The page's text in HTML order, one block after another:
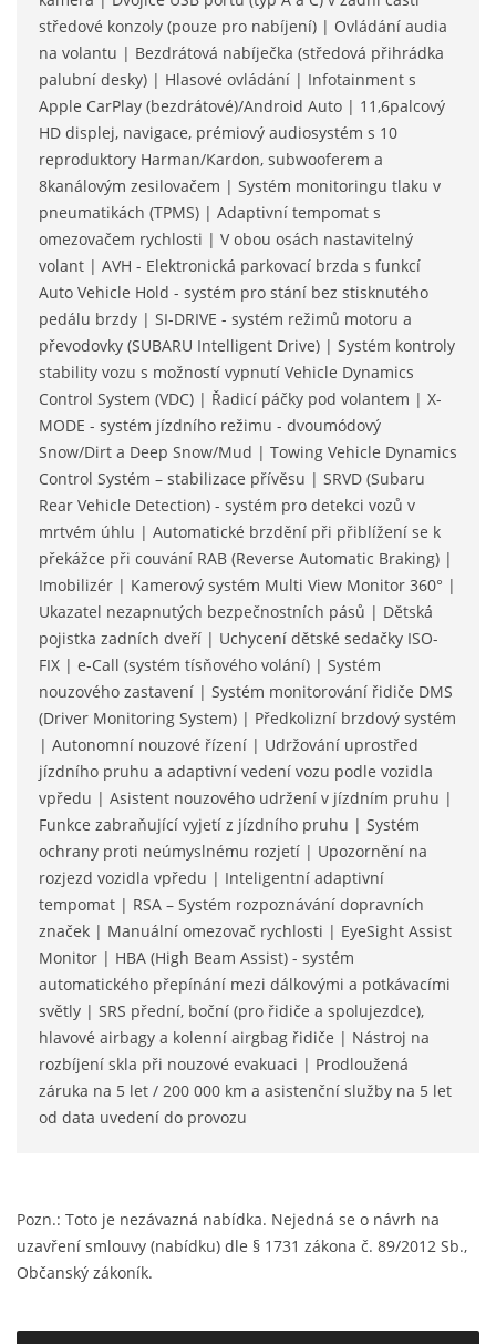
středové konzoly (pouze pro nabíjení) | Ovládání audia
na volantu | Bezdrátová nabíječka (středová přihrádka
palubní desky) | Hlasové ovládání | Infotainment s
Apple CarPlay (bezdrátové)/Android Auto | 11,6palcový
HD displej, navigace, prémiový audiosystém s 10
reproduktory Harman/Kardon, subwooferem a
8kanálovým zesilovačem | Systém monitoringu tlaku v
pneumatikách (TPMS) | Adaptivní tempomat s
omezovačem rychlosti | V obou osách nastavitelný
volant | AVH - Elektronická parkovací brzda s funkcí
Auto Vehicle Hold - systém pro stání bez stisknutého
pedálu brzdy | SI-DRIVE - systém režimů motoru a
převodovky (SUBARU Intelligent Drive) | Systém kontroly
stability vozu s možností vypnutí Vehicle Dynamics
Control System (VDC) | Řadicí páčky pod volantem | X-
MODE - systém jízdního režimu - dvoumódový
Snow/Dirt a Deep Snow/Mud | Towing Vehicle Dynamics
Control Systém – stabilizace přívěsu | SRVD (Subaru
Rear Vehicle Detection) - systém pro detekci vozů v
mrtvém úhlu | Automatické brzdění při přiblížení se k
překážce při couvání RAB (Reverse Automatic Braking) |
Imobilizér | Kamerový systém Multi View Monitor 360° |
Ukazatel nezapnutých bezpečnostních pásů | Dětská
pojistka zadních dveří | Uchycení dětské sedačky ISO-
FIX | e-Call (systém tísňového volání) | Systém
nouzového zastavení | Systém monitorování řidiče DMS
(Driver Monitoring System) | Předkolizní brzdový systém
| Autonomní nouzové řízení | Udržování uprostřed
jízdního pruhu a adaptivní vedení vozu podle vozidla
vpředu | Asistent nouzového udržení v jízdním pruhu |
Funkce zabraňující vyjetí z jízdního pruhu | Systém
ochrany proti neúmyslnému rozjetí | Upozornění na
rozjezd vozidla vpředu | Inteligentní adaptivní
tempomat | RSA – Systém rozpoznávání dopravních
značek | Manuální omezovač rychlosti | EyeSight Assist
Monitor | HBA (High Beam Assist) - systém
automatického přepínání mezi dálkovými a potkávacími
světly | SRS přední, boční (pro řidiče a spolujezdce),
hlavové airbagy a kolenní airgbag řidiče | Nástroj na
rozbíjení skla při nouzové evakuaci | Prodloužená
záruka na 5 let / 200 000 km a asistenční služby na 5 let
od data uvedení do provozu
Pozn.: Toto je nezávazná nabídka. Nejedná se o návrh na
uzavření smlouvy (nabídku) dle § 1731 zákona č. 89/2012 Sb.,
Občanský zákoník.